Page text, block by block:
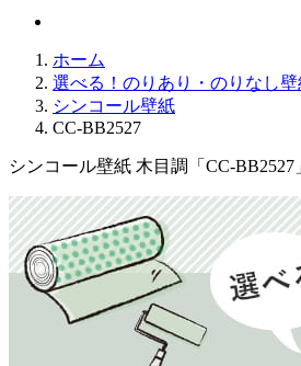
ホーム
選べる！のりあり・のりなし壁
シンコール壁紙
CC-BB2527
シンコール壁紙 木目調「CC-BB2527